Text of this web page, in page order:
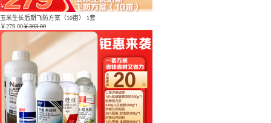
玉米生长后期飞防方案（10亩） 1套
￥279.00￥303.00